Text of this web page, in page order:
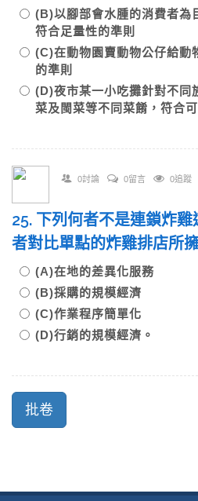
(B)以腳部會水腫的消費者為
符合足量性的準則
(C)在動物園賣動物公仔給動
的準則
(D)夜市某一小吃攤針對不同
菜及閩菜等不同菜餚，符合
0討論 0留言 0追蹤
25. 下列何者不是連鎖炸雞
者對比單點的炸雞排店所
(A)在地的差異化服務
(B)採購的規模經濟
(C)作業程序簡單化
(D)行銷的規模經濟。